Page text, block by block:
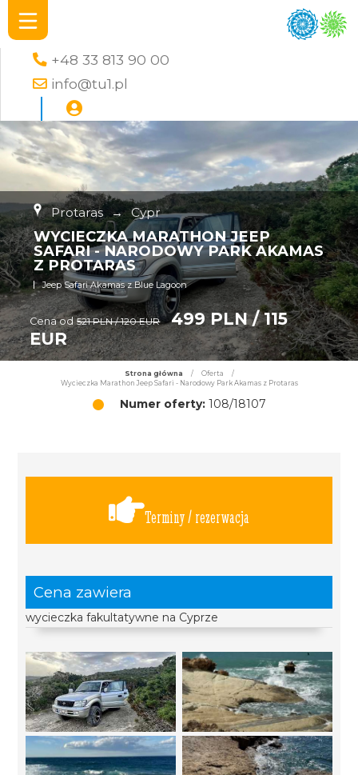
+48 33 813 90 00
info@tu1.pl
Protaras → Cypr
WYCIECZKA MARATHON JEEP
SAFARI - NARODOWY PARK AKAMAS
Z PROTARAS
Jeep Safari Akamas z Blue Lagoon
Cena od 521 PLN / 120 EUR
499 PLN / 115
EUR
Strona główna / Oferta
/
Wycieczka Marathon Jeep Safari - Narodowy Park Akamas z Protaras
Numer oferty:108/18107
Terminy / rezerwacja
Cena zawiera
wycieczka fakultatywne na Cyprze